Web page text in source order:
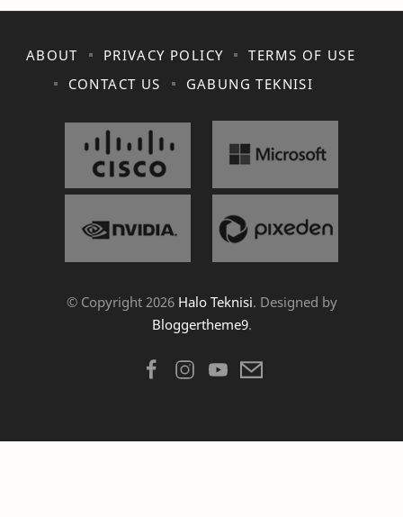
ABOUT PRIVACY POLICY
TERMS OF USE
CONTACT US
GABUNG TEKNISI
© Copyright 2026 Halo Teknisi. Designed by
Bloggertheme9.